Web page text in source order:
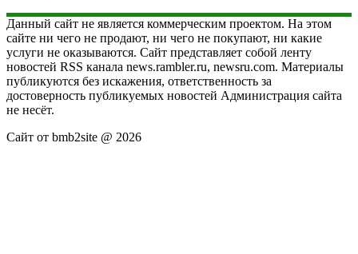
Данный сайт не является коммерческим проектом. На этом
сайте ни чего не продают, ни чего не покупают, ни какие
услуги не оказываются. Сайт представляет собой ленту
новостей RSS канала news.rambler.ru, newsru.com. Материалы
публикуются без искажения, ответственность за
достоверность публикуемых новостей Администрация сайта
не несёт.
Сайт от bmb2site @ 2026